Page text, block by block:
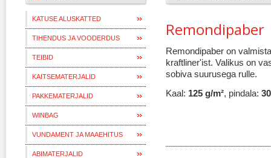
KATUSE ALUSKATTED
TIHENDUS JA VOODERDUS
TEIBID
KAITSEMATERJALID
PAKKEMATERJALID
WINBAG
VUNDAMENT JA MAAEHITUS
ABIMATERJALID
Remondipaber
Remondipaber on
kraftliner'ist. Valikus on
sobiva suurusega rulle.
Kaal: 125 g/m², pindala: